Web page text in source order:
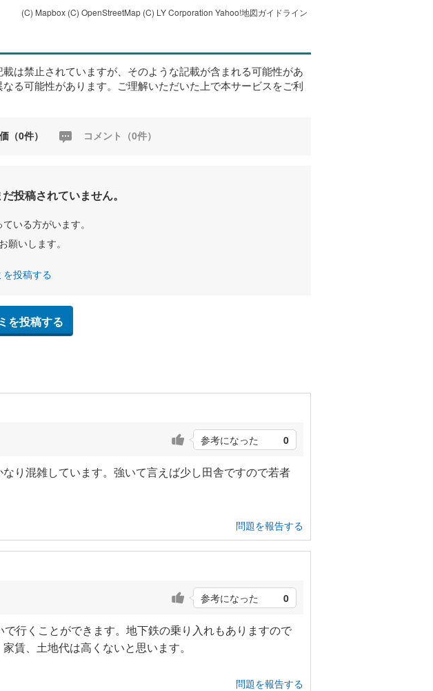
(C) Mapbox (C) OpenStreetMap (C) LY Corporation Yahoo!地図ガイドライン
は禁止されていますが、そのような記載が含まれる可能性があ
る可能性があります。ご理解いただいた上で本サービスをご利
（0件） コメント（0件）
投稿されていません。
いる方がいます。
願いします。
投稿する
を投稿する
参考になった 0
り混雑しています。強いて言えば少し田舎ですので若者
問題を報告する
参考になった 0
行くことができます。地下鉄の乗り入れもありますので
賃、土地代は高くないと思います。
問題を報告する